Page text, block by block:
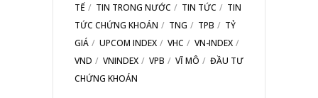
TẾ
TIN TRONG NƯỚC TIN TỨC
TIN
TỨC CHỨNG KHOÁN
TNG TPB
TỶ
GIÁ
UPCOM INDEX VHC
VN-INDEX
VND
VNINDEX VPB VĨ MÔ
ĐẦU TƯ
CHỨNG KHOÁN